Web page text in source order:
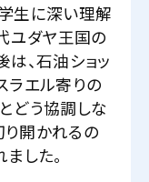
生に深い理解
ユダヤ王国の
、石油ショッ
ラエル寄りの
どう協調しな
開かれるの
した。